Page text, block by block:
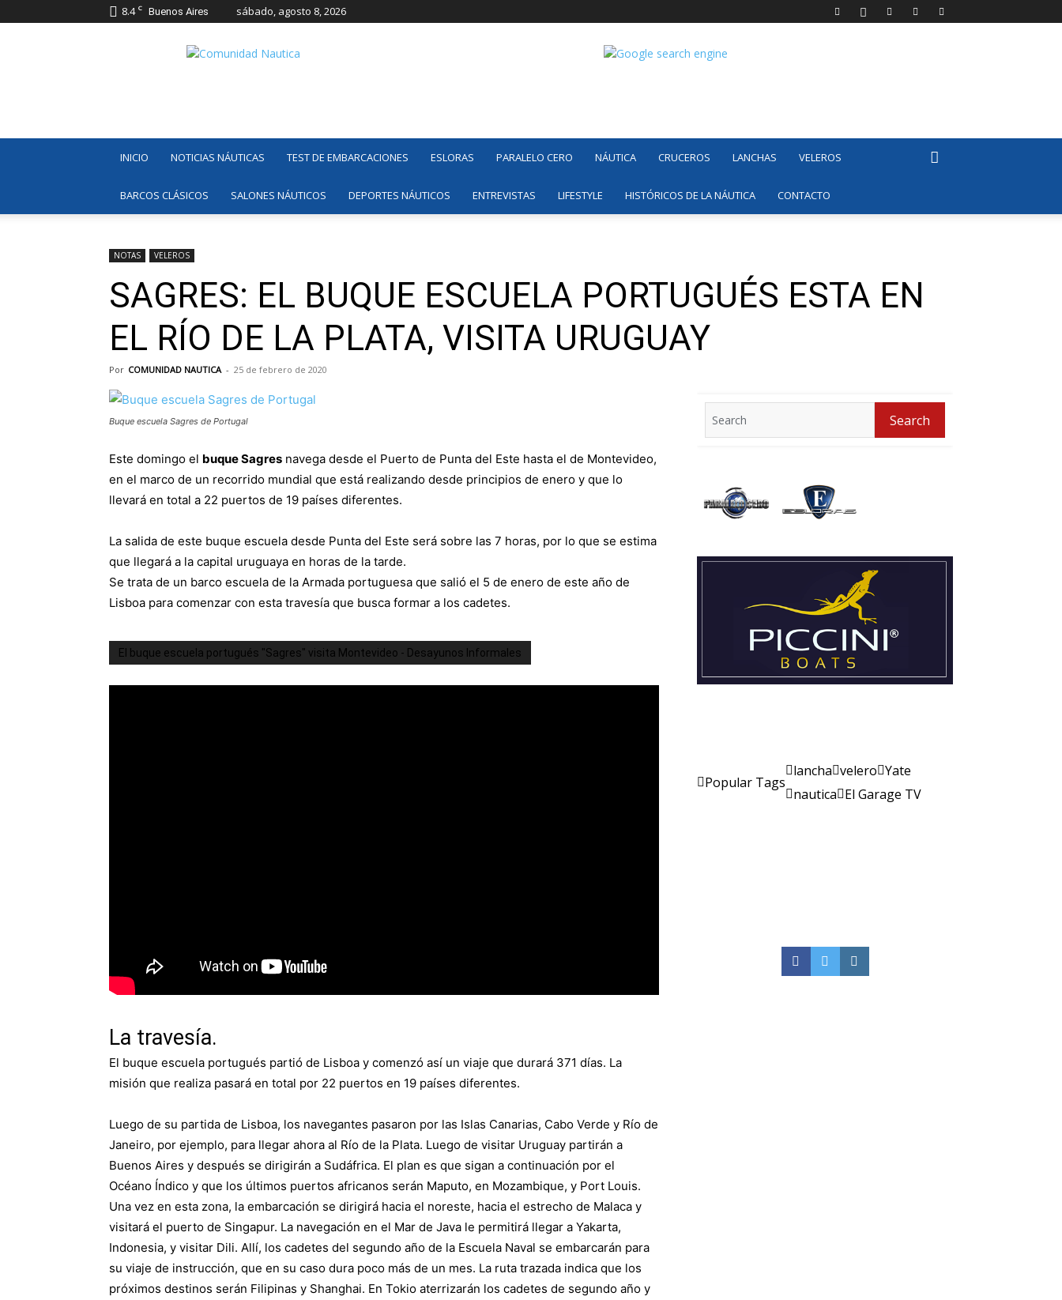
8.4 C Buenos Aires sábado, agosto 8, 2026
Comunidad
INICIO NOTICIAS NÁUTICAS TEST DE EMBARCACIONES ESLORAS PARALELO CERO NÁUTICA CRUCEROS LANCHAS VELEROS
BARCOS CLÁSICOS SALONES NÁUTICOS DEPORTES NÁUTICOS ENTREVISTAS LIFESTYLE HISTÓRICOS DE LA NÁUTICA CONTACTO
NOTAS VELEROS
SAGRES: EL BUQUE ESCUELA PORTUGUÉS ESTA EN
EL RÍO DE LA PLATA, VISITA URUGUAY
Por COMUNIDAD NAUTICA - 25 de febrero de 2020
Buque escuela Sagres de Portugal
Este domingo el buque Sagres navega desde el Puerto de Punta del Este hasta el de Montevideo,
en el marco de un recorrido mundial que está realizando desde principios de enero y que lo
llevará en total a 22 puertos de 19 países diferentes.
La salida de este buque escuela desde Punta del Este será sobre las 7 horas, por lo que se estima
que llegará a la capital uruguaya en horas de la tarde.
Se trata de un barco escuela de la Armada portuguesa que salió el 5 de enero de este año de
Lisboa para comenzar con esta travesía que busca formar a los cadetes.
El buque escuela portugués "Sagres" visita Montevideo - Desayunos Informales
La travesía.
El buque escuela portugués partió de Lisboa y comenzó así un viaje que durará 371 días. La
misión que realiza pasará en total por 22 puertos en 19 países diferentes.
Luego de su partida de Lisboa, los navegantes pasaron por las Islas Canarias, Cabo Verde y Río de
Janeiro, por ejemplo, para llegar ahora al Río de la Plata. Luego de visitar Uruguay partirán a
Buenos Aires y después se dirigirán a Sudáfrica. El plan es que sigan a continuación por el
Océano Índico y que los últimos puertos africanos serán Maputo, en Mozambique, y Port Louis.
Una vez en esta zona, la embarcación se dirigirá hacia el noreste, hacia el estrecho de Malaca y
visitará el puerto de Singapur. La navegación en el Mar de Java le permitirá llegar a Yakarta,
Indonesia, y visitar Dili. Allí, los cadetes del segundo año de la Escuela Naval se embarcarán para
su viaje de instrucción, que en su caso dura poco más de un mes. La ruta trazada indica que los
próximos destinos serán Filipinas y Shanghai. En Tokio aterrizarán los cadetes de segundo año y
for:
Search
Popular Tags
lancha velero Yate
nautica El Garage TV
Facebook
TwitterInstagram